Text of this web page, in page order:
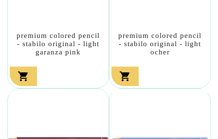
premium colored pencil
- stabilo original - light
garanza pink

premium colored pencil
- stabilo original - light
ocher
